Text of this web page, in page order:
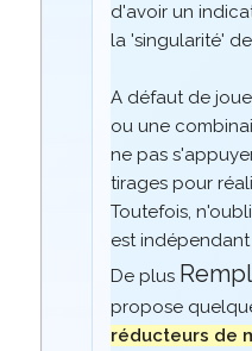
d'avoir un
la 'singularité'
A défaut de
ou une
ne pas
tirages pour
Toutefois,
est
De plus
propose
réducteurs de